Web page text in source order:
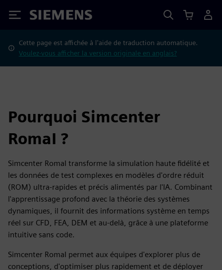
Siemens
Cette page est affichée à l'aide de traduction automatique.
Voulez-vous afficher la version originale en anglais?
Pourquoi Simcenter
RomaI ?
Simcenter RomaI transforme la simulation haute fidélité et
les données de test complexes en modèles d'ordre réduit
(ROM) ultra-rapides et précis alimentés par l'IA. Combinant
l'apprentissage profond avec la théorie des systèmes
dynamiques, il fournit des informations système en temps
réel sur CFD, FEA, DEM et au-delà, grâce à une plateforme
intuitive sans code.
Simcenter RomaI permet aux équipes d'explorer plus de
conceptions, d'optimiser plus rapidement et de déployer